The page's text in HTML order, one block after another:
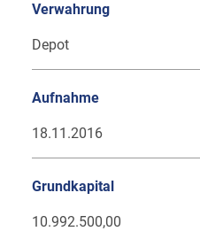
Verwahrung
Depot
Aufnahme
18.11.2016
Grundkapital
10.992.500,00